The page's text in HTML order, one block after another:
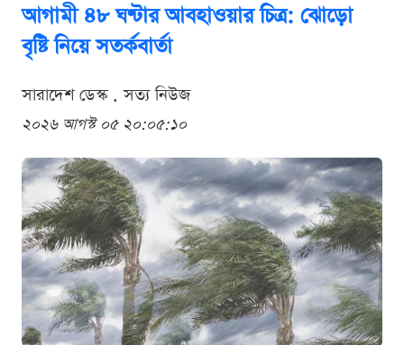
আগামী ৪৮ ঘণ্টার আবহাওয়ার চিত্র: ঝোড়ো
বৃষ্টি নিয়ে সতর্কবার্তা
সারাদেশ ডেস্ক . সত্য নিউজ
২০২৬ আগস্ট ০৫ ২০:০৫:১০